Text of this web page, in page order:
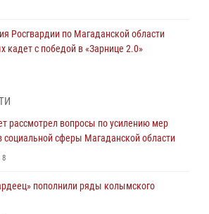
Росгвардии по Магаданской области
кадет с победой в «Зарнице 2.0»
в Магадане задержан
продолжаются на Колыме
– первый заместитель директора
рассмотрел вопросы по усилению мер
социальной сферы Магаданской области
8
пополнили ряды колымского